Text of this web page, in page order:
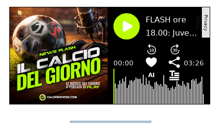
la Coppa Italia a fine mese, ma più
realisticamente lo si preserverà per la sfida
con ilVeronadel 3 marzo.
LA PLAYLIST DELLE NOSTRE TOP NEWS